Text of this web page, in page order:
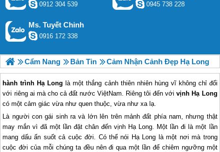
0912 304 539 0945 738 228
Ms. Tuyết Chinh
0916 172 338
Cẩm Nang Bản Tin Cảm Nhận Cảnh Đẹp Hạ Long
hành trình Hạ Long là một thắng cảnh thiên nhiên hùng vĩ không chỉ đối
với riêng ai mà cho cả đất nước ViệtNam. Riêng tôi đến vớivịnh Hạ Long
có một cảm giác vừa như quen thuộc, vừa như xa lạ.
Là người con gái sinh ra và lớn lên trên mảnh đất phía nam, nhưng thật
may mắn vì đã một lần đặt chân đến vịnh Hạ Long. Một lần đi là một lần
mang dấu ấn suốt cả cuộc đời. Có thể nói Hạ Long là một nơi mà trong
cuộc đời của mỗi chúng ta đều nên đi qua một lần để chiêm ngưỡng một